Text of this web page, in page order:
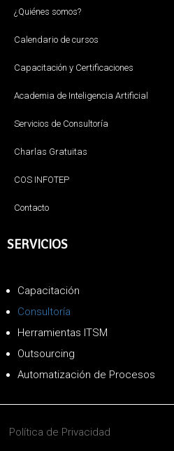
¿Quiénes somos?
Calendario de cursos
Capacitación y Certificaciones
Academia de Inteligencia Artificial
Servicios de Consultoría
Charlas Gratuitas
COS INFOTEP
Contacto
SERVICIOS
Capacitación
Consultoría
Herramientas ITSM
Outsourcing
Automatización de Procesos
Política de Privacidad